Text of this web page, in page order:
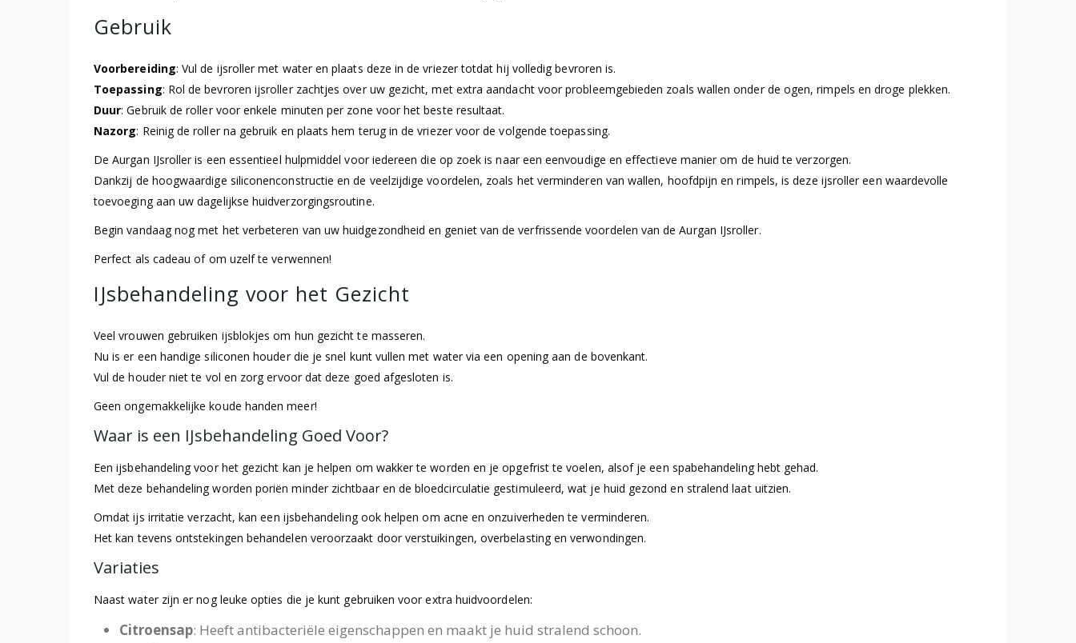
Gebruik
Voorbereiding: Vul de ijsroller met water en plaats deze in de vriezer totdat hij volledig bevroren is.
Toepassing: Rol de bevroren ijsroller zachtjes over uw gezicht, met extra aandacht voor probleemgebieden zoals wallen onder de ogen, rimpels en droge plekken.
Duur: Gebruik de roller voor enkele minuten per zone voor het beste resultaat.
Nazorg: Reinig de roller na gebruik en plaats hem terug in de vriezer voor de volgende toepassing.
De Aurgan IJsroller is een essentieel hulpmiddel voor iedereen die op zoek is naar een eenvoudige en effectieve manier om de huid te verzorgen.
Dankzij de hoogwaardige siliconenconstructie en de veelzijdige voordelen, zoals het verminderen van wallen, hoofdpijn en rimpels, is deze ijsroller een waardevolle
toevoeging aan uw dagelijkse huidverzorgingsroutine.
Begin vandaag nog met het verbeteren van uw huidgezondheid en geniet van de verfrissende voordelen van de Aurgan IJsroller.
Perfect als cadeau of om uzelf te verwennen!
IJsbehandeling voor het Gezicht
Veel vrouwen gebruiken ijsblokjes om hun gezicht te masseren.
Nu is er een handige siliconen houder die je snel kunt vullen met water via een opening aan de bovenkant.
Vul de houder niet te vol en zorg ervoor dat deze goed afgesloten is.
Geen ongemakkelijke koude handen meer!
Waar is een IJsbehandeling Goed Voor?
Een ijsbehandeling voor het gezicht kan je helpen om wakker te worden en je opgefrist te voelen, alsof je een spabehandeling hebt gehad.
Met deze behandeling worden poriën minder zichtbaar en de bloedcirculatie gestimuleerd, wat je huid gezond en stralend laat uitzien.
Omdat ijs irritatie verzacht, kan een ijsbehandeling ook helpen om acne en onzuiverheden te verminderen.
Het kan tevens ontstekingen behandelen veroorzaakt door verstuikingen, overbelasting en verwondingen.
Variaties
Naast water zijn er nog leuke opties die je kunt gebruiken voor extra huidvoordelen:
Citroensap: Heeft antibacteriële eigenschappen en maakt je huid stralend schoon.